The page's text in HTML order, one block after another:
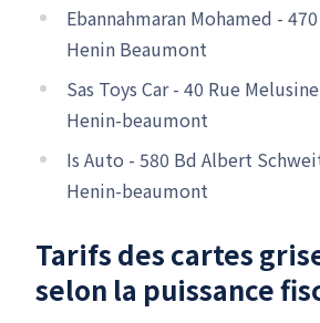
Ebannahmaran Mohamed -
Henin Beaumont
Sas Toys Car - 40 Rue
Henin-beaumont
Is Auto - 580 Bd Albert
Henin-beaumont
Tarifs des cartes
selon la puissance